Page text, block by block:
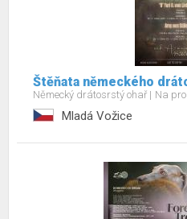
Štěňata německého
Německý drátosrstý ohař Na
Mladá Vožice